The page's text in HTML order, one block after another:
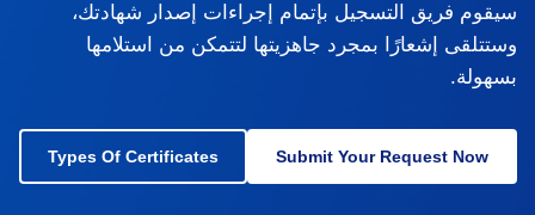
سيقوم فريق التسجيل بإتمام إجراءات إصدار شهادتك،
وستتلقى إشعارًا بمجرد جاهزيتها لتتمكن من استلامها
بسهولة.
Submit Your Request Now
Types Of Certificates